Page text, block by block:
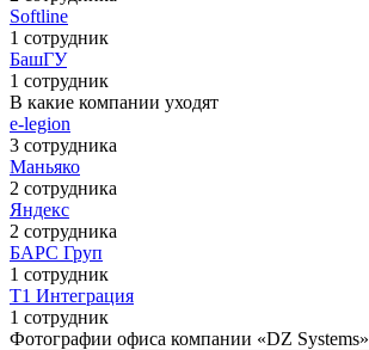
Softline
1 сотрудник
БашГУ
1 сотрудник
В какие компании уходят
e-legion
3 сотрудника
Маньяко
2 сотрудника
Яндекс
2 сотрудника
БАРС Груп
1 сотрудник
Т1 Интеграция
1 сотрудник
Фотографии офиса компании «DZ Systems»